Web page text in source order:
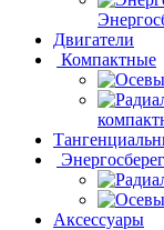
Двигатели
Компактные
Аксессуары